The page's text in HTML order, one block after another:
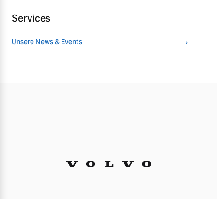
Services
Unsere News & Events